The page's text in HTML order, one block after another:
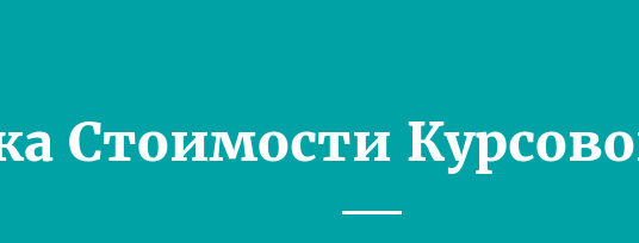
Стоимости